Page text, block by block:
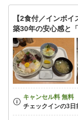
【2食付／インボ
築30年の安心感と